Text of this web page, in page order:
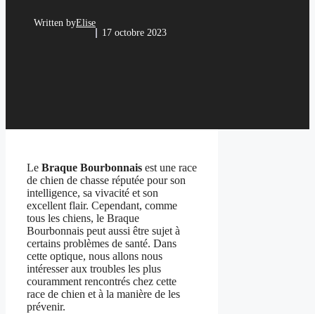
Written byElise
17 octobre 2023
Le Braque Bourbonnais est une race
de chien de chasse réputée pour son
intelligence, sa vivacité et son
excellent flair. Cependant, comme
tous les chiens, le Braque
Bourbonnais peut aussi être sujet à
certains problèmes de santé. Dans
cette optique, nous allons nous
intéresser aux troubles les plus
couramment rencontrés chez cette
race de chien et à la manière de les
prévenir.